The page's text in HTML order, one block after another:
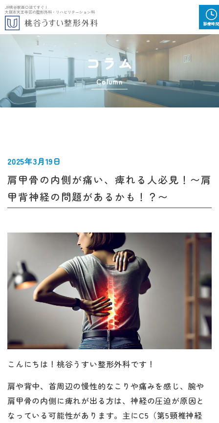
JR桃谷駅西口出てすぐ |
大阪市天王寺区の整形外科・リハビリテーション科
診療時間
コラム
Column
2025年3月19日
肩甲骨の内側が痛い、痺れる人必見！〜肩
甲背神経の問題があるかも！？〜
こんにちは！桃谷うすい整形外科です！
肩や背中、首周辺の慢性的なこりや痛みを感じ、腕や
肩甲骨の内側に痺れが出る方は、神経の圧迫が原因と
なっている可能性があります。主にC5（第5頸椎神経